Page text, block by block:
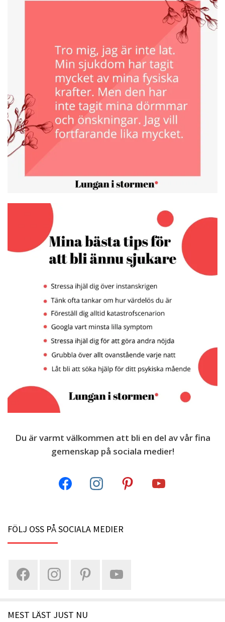
Du är varmt välkommen att bli en del av vår fina
gemenskap på sociala medier!
FÖLJ OSS PÅ SOCIALA MEDIER
MEST LÄST JUST NU